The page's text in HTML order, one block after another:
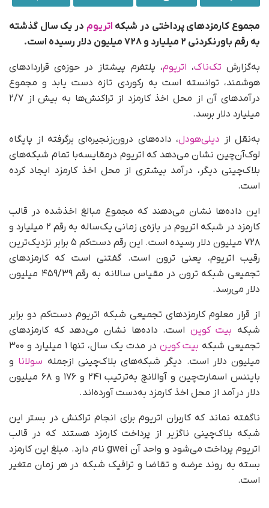
مجموع کارمزدهای پرداختی در شبکه اتریوم در یک سال گذشته
به رقم باورنکردنی ۲ میلیارد و ۷۲۸ میلیون دلار رسیده است.
به‌گزارش تک‌ناک، اتریوم، پلتفرم پیشتاز در حوزه‌ی قراردادهای
هوشمند، توانسته است به رکوردی تازه دست یابد و مجموع
درآمدهای آن از محل اخذ کارمزد از تراکنش‌ها به بیش از ۲/۷
میلیارد دلار برسد.
به‌نقل از دیلی‌هودل، داده‌های درون‌زنجیره‌ای برگرفته از پایگاه
لوک‌آن‌چین نشان می‌دهد که اتریوم در‌مقایسه‌با تمام شبکه‌های
بلاک‌چینی دیگر، درآمد بیشتری از محل اخذ کارمزد ایجاد کرده
است.
این داده‌ها نشان می‌دهند که مجموع مبالغ اخذشده در قالب
کارمزد در شبکه اتریوم در بازه‌ی زمانی یک‌ساله به رقم ۲ میلیارد و
۷۲۸ میلیون دلار رسیده است. این رقم دست‌کم ۵ برابر نزدیک‌ترین
رقیب اتریوم، یعنی ترون است. گفتنی است که کارمزدهای
تجمیعی شبکه ترون در مقیاس سالانه به رقم ۴۵۹/۳۹ میلیون
دلار می‌رسد.
از قرار معلوم کارمزدهای تجمیعی شبکه اتریوم دست‌کم دو برابر
شبکه بیت کوین است. داده‌ها نشان می‌دهد که کارمزدهای
تجمیعی شبکه بیت کوین
در مدت یک سال، تنها ۱ میلیارد و ۳۰۰
میلیون دلار است. دیگر شبکه‌های بلاک‌چینی ازجمله سولانا و
بایننس اسمارت‌چین و آوالانچ به‌ترتیب ۲۴۱ و ۱۷۶ و ۶۸ میلیون
دلار درآمد از محل اخذ کارمزد به‌دست آورده‌اند.
ناگفته نماند که کاربران اتریوم برای انجام تراکنش در بستر این
شبکه بلاک‌چینی ناگزیر از پرداخت کارمزد هستند که در قالب
اتریوم پرداخت می‌شود و واحد آن gwei نام دارد. مبلغ این کارمزد
بسته به روند عرضه و تقاضا و ترافیک شبکه در هر زمان متغیر
است.